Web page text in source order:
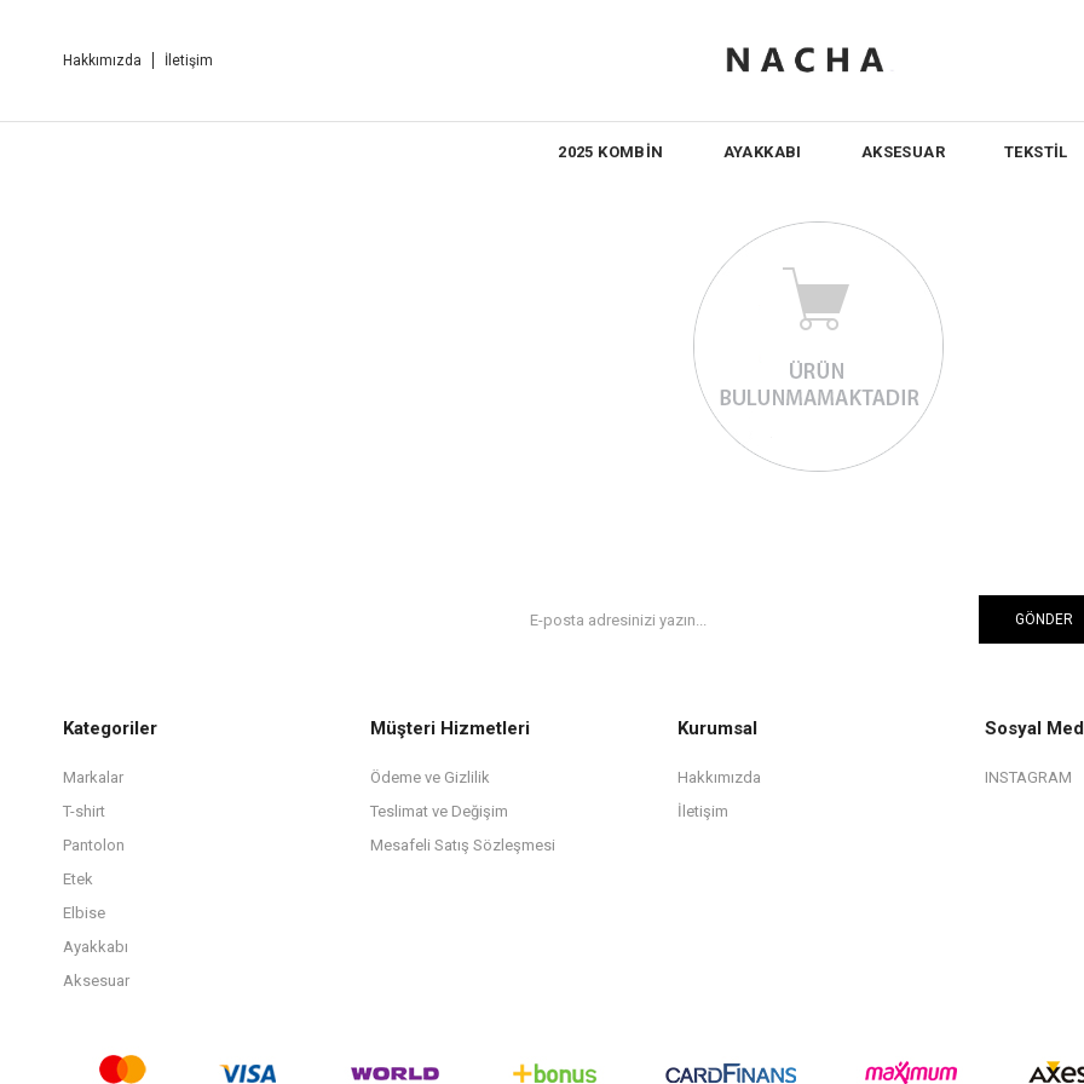
Hakkımızda İletişim
2025 KOMBİN AYAKKABI AKSESUAR TEKSTİL
GÖNDER
Kategoriler
Markalar
T-shirt
Pantolon
Etek
Elbise
Ayakkabı
Aksesuar
Müşteri Hizmetleri
Ödeme ve Gizlilik
Teslimat ve Değişim
Mesafeli Satış Sözleşmesi
Kurumsal
Hakkımızda
İletişim
Sosyal
INSTAGRAM